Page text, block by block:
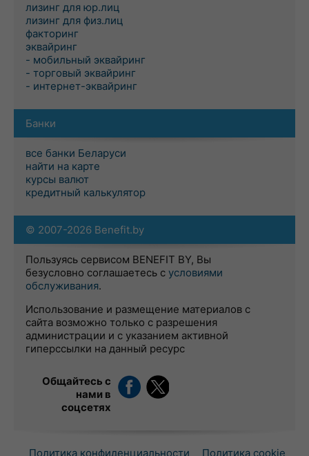
лизинг для юр.лиц
лизинг для физ.лиц
факторинг
эквайринг
- мобильный эквайринг
- торговый эквайринг
- интернет-эквайринг
Банки
все банки Беларуси
найти на карте
курсы валют
кредитный калькулятор
© 2007-2026 Benefit.by
Пользуясь сервисом BENEFIT BY, Вы
безусловно соглашаетесь с условиями
обслуживания.
Использование и размещение материалов с
сайта возможно только с разрешения
администрации и с указанием активной
гиперссылки на данный ресурс
Общайтесь с
нами в
соцсетях
Политика конфиденциальности Политика cookie